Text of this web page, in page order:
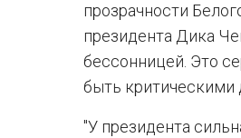
прозрачности
президента Дика
бессонницей. Это
быть критическими
"У президента